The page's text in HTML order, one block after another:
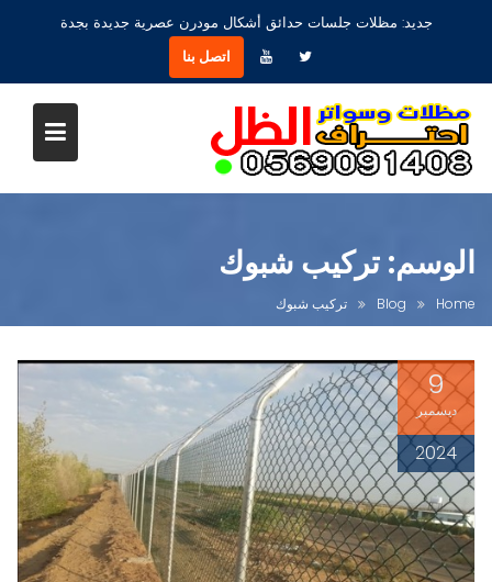
جديد: مظلات جلسات حدائق أشكال مودرن عصرية جديدة بجدة
اتصل بنا
الوسم: تركيب شبوك
Home
Blog تركيب شبوك
9
ديسمبر
2024